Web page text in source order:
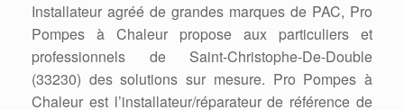
Installateur agréé de grandes marques de PAC, Pro
Pompes à Chaleur propose aux particuliers et
professionnels de Saint-Christophe-De-Double
(33230) des solutions sur mesure. Pro Pompes à
Chaleur est l’installateur/réparateur de référence de